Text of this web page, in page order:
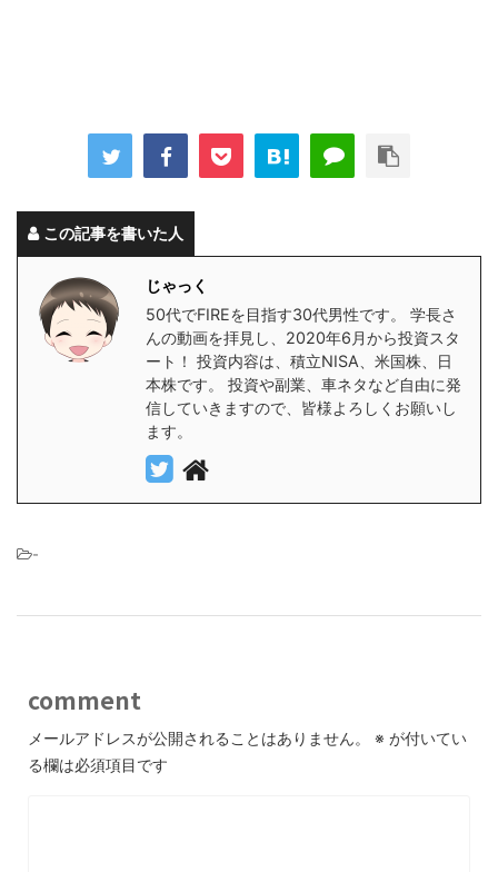
この記事を書いた人
じゃっく
50代でFIREを目指す30代男性です。 学長さ
んの動画を拝見し、2020年6月から投資スタ
ート！ 投資内容は、積立NISA、米国株、日
本株です。 投資や副業、車ネタなど自由に発
信していきますので、皆様よろしくお願いし
ます。
-
comment
メールアドレスが公開されることはありません。 ※ が付いてい
る欄は必須項目です